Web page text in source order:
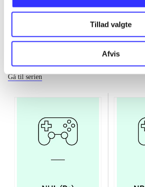
Tillad valgte
Afvis
Gå til serien